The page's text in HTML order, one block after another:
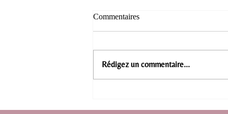
Commentaires
Rédigez un commentaire...